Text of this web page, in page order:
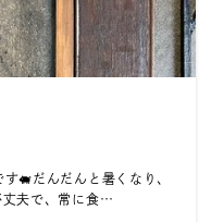
🐖だんだんと暑くなり、
丈夫で、常に食…